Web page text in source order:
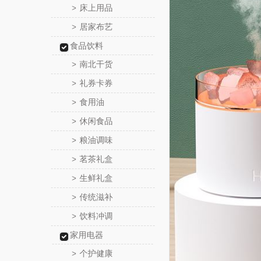
> 床上用品
> 居家布艺
食品饮料
> 南北干货
> 礼券卡券
> 食用油
> 休闲食品
> 粮油调味
> 茗茶礼盒
> 生鲜礼盒
> 传统滋补
> 饮料冲调
家用电器
> 个护健康